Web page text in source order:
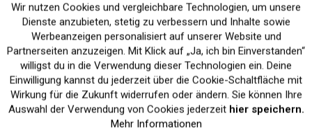
Kein Verlust der
Druckergarantie
Versand innerhalb von
24H*
Funktionale Aktiv
Marketing Inaktiv
Tracking Inaktiv
Wir nutzen Cookies und vergleichbare Technologien, um unsere
Dienste anzubieten, stetig zu verbessern und Inhalte sowie
Werbeanzeigen personalisiert auf unserer Website und
Partnerseiten anzuzeigen. Mit Klick auf „Ja, ich bin Einverstanden“
willigst du in die Verwendung dieser Technologien ein. Deine
Einwilligung kannst du jederzeit über die Cookie-Schaltfläche mit
Wirkung für die Zukunft widerrufen oder ändern. Sie können Ihre
Auswahl der Verwendung von Cookies jederzeit hier speichern.
Mehr Informationen